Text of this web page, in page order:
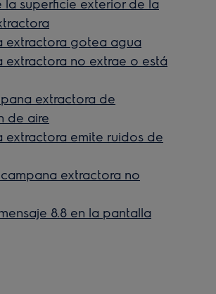
extractora gotea agua
extractora no extrae o está
extractora de
de aire
extractora emite ruidos de
extractora no
8.8 en la pantalla